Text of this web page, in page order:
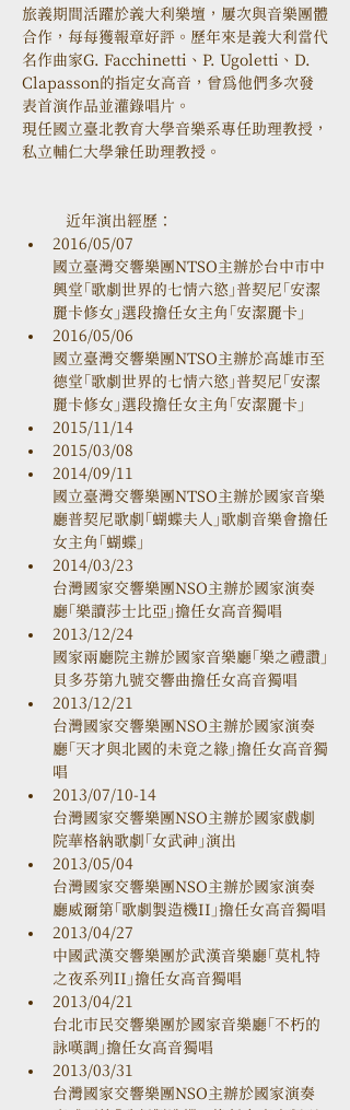
旅義期間活躍於義大利樂壇，屢次與音樂團體
合作，每每獲報章好評。歷年來是義大利當代
名作曲家G. Facchinetti、P. Ugoletti、D.
Clapasson的指定女高音，曾為他們多次發
表首演作品並灌錄唱片。
現任國立臺北教育大學音樂系專任助理教授，
私立輔仁大學兼任助理教授。
近年演出經歷：
2016/05/07
國立臺灣交響樂團NTSO主辦於台中市中
興堂「歌劇世界的七情六慾」普契尼「安潔
麗卡修女」選段擔任女主角「安潔麗卡」
2016/05/06
國立臺灣交響樂團NTSO主辦於高雄市至
德堂「歌劇世界的七情六慾」普契尼「安潔
麗卡修女」選段擔任女主角「安潔麗卡」
2015/11/14
2015/03/08
2014/09/11
國立臺灣交響樂團NTSO主辦於國家音樂
廳普契尼歌劇「蝴蝶夫人」歌劇音樂會擔任
女主角「蝴蝶」
2014/03/23
台灣國家交響樂團NSO主辦於國家演奏
廳「樂讀莎士比亞」擔任女高音獨唱
2013/12/24
國家兩廳院主辦於國家音樂廳「樂之禮讚」
貝多芬第九號交響曲擔任女高音獨唱
2013/12/21
台灣國家交響樂團NSO主辦於國家演奏
廳「天才與北國的未竟之緣」擔任女高音獨
唱
2013/07/10-14
台灣國家交響樂團NSO主辦於國家戲劇
院華格納歌劇「女武神」演出
2013/05/04
台灣國家交響樂團NSO主辦於國家演奏
廳威爾第「歌劇製造機II」擔任女高音獨唱
2013/04/27
中國武漢交響樂團於武漢音樂廳「莫札特
之夜系列II」擔任女高音獨唱
2013/04/21
台北市民交響樂團於國家音樂廳「不朽的
詠嘆調」擔任女高音獨唱
2013/03/31
台灣國家交響樂團NSO主辦於國家演奏